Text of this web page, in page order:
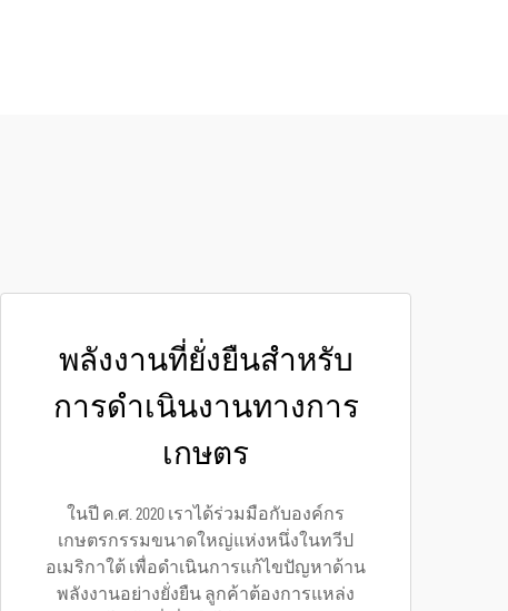
พลังงานที่ยั่งยืนสำหรับ
การดำเนินงานทางการ
เกษตร
ในปี ค.ศ. 2020 เราได้ร่วมมือกับองค์กร
เกษตรกรรมขนาดใหญ่แห่งหนึ่งในทวีป
อเมริกาใต้ เพื่อดำเนินการแก้ไขปัญหาด้าน
พลังงานอย่างยั่งยืน ลูกค้าต้องการแหล่ง